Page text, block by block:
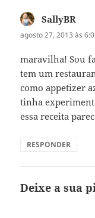
SallyBR
agosto 27, 2013 às
maravilha! Sou
tem um
como appetizer
tinha
essa receita
RESPONDER
Deixe a sua